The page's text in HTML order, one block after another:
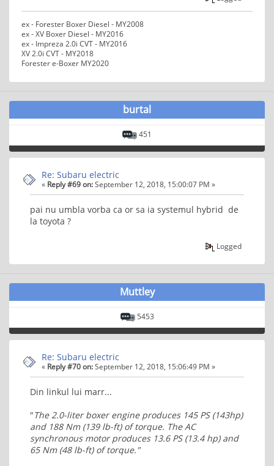
ex - Forester Boxer Diesel - MY2008
ex - XV Boxer Diesel - MY2016
ex - Impreza 2.0i CVT - MY2016
XV 2.0i CVT - MY2018
Forester e-Boxer MY2020
burtal
451
Re: Subaru electric
« Reply #69 on:September 12, 2018, 15:00:07 PM »
pai nu umbla vorba ca or sa ia systemul hybrid de
la toyota ?
Logged
Muttley
5453
Re: Subaru electric
« Reply #70 on:September 12, 2018, 15:06:49 PM »
Din linkul lui marr...
"The 2.0-liter boxer engine produces 145 PS (143hp)
and 188 Nm (139 lb-ft) of torque. The AC
synchronous motor produces 13.6 PS (13.4 hp) and
65 Nm (48 lb-ft) of torque."